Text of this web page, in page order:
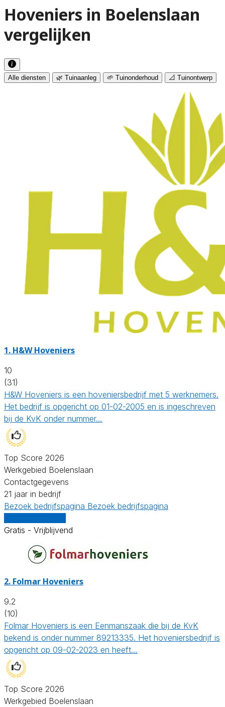
Hoveniers in Boelenslaan
vergelijken
Alle diensten 🌿 Tuinaanleg 🌱 Tuinonderhoud 📐 Tuinontwerp
1. H&W Hoveniers
10
(31)
H&W Hoveniers is een hoveniersbedrijf met 5 werknemers.
Het bedrijf is opgericht op 01-02-2005 en is ingeschreven
bij de KvK onder nummer…
Top Score 2026
Werkgebied Boelenslaan
Contactgegevens
21 jaar in bedrijf
Bezoek bedrijfspagina Bezoek bedrijfspagina
Gratis - Vrijblijvend
2. Folmar Hoveniers
9.2
(10)
Folmar Hoveniers is een Eenmanszaak die bij de KvK
bekend is onder nummer 89213335. Het hoveniersbedrijf is
opgericht op 09-02-2023 en heeft…
Top Score 2026
Werkgebied Boelenslaan